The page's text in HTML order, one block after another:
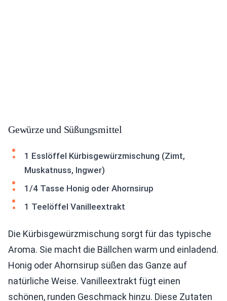
Gewürze und Süßungsmittel
1 Esslöffel Kürbisgewürzmischung (Zimt,
Muskatnuss, Ingwer)
1/4 Tasse Honig oder Ahornsirup
1 Teelöffel Vanilleextrakt
Die Kürbisgewürzmischung sorgt für das typische
Aroma. Sie macht die Bällchen warm und einladend.
Honig oder Ahornsirup süßen das Ganze auf
natürliche Weise. Vanilleextrakt fügt einen
schönen, runden Geschmack hinzu. Diese Zutaten